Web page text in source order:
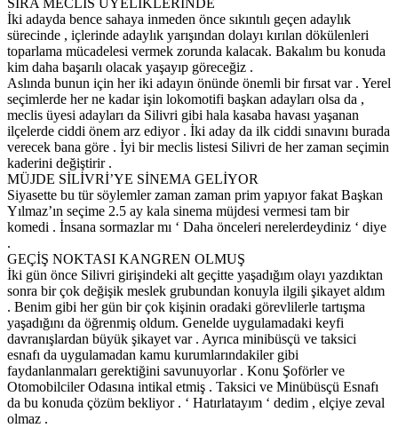
SIRA MECLİS ÜYELİKLERİNDE
İki adayda bence sahaya inmeden önce sıkıntılı geçen adaylık
sürecinde , içlerinde adaylık yarışından dolayı kırılan dökülenleri
toparlama mücadelesi vermek zorunda kalacak. Bakalım bu konuda
kim daha başarılı olacak yaşayıp göreceğiz .
Aslında bunun için her iki adayın önünde önemli bir fırsat var . Yerel
seçimlerde her ne kadar işin lokomotifi başkan adayları olsa da ,
meclis üyesi adayları da Silivri gibi hala kasaba havası yaşanan
ilçelerde ciddi önem arz ediyor . İki aday da ilk ciddi sınavını burada
verecek bana göre . İyi bir meclis listesi Silivri de her zaman seçimin
kaderini değiştirir .
MÜJDE SİLİVRİ’YE SİNEMA GELİYOR
Siyasette bu tür söylemler zaman zaman prim yapıyor fakat Başkan
Yılmaz’ın seçime 2.5 ay kala sinema müjdesi vermesi tam bir
komedi . İnsana sormazlar mı ‘ Daha önceleri nerelerdeydiniz ‘ diye
.
GEÇİŞ NOKTASI KANGREN OLMUŞ
İki gün önce Silivri girişindeki alt geçitte yaşadığım olayı yazdıktan
sonra bir çok değişik meslek grubundan konuyla ilgili şikayet aldım
. Benim gibi her gün bir çok kişinin oradaki görevlilerle tartışma
yaşadığını da öğrenmiş oldum. Genelde uygulamadaki keyfi
davranışlardan büyük şikayet var . Ayrıca minibüsçü ve taksici
esnafı da uygulamadan kamu kurumlarındakiler gibi
faydanlanmaları gerektiğini savunuyorlar . Konu Şoförler ve
Otomobilciler Odasına intikal etmiş . Taksici ve Minübüsçü Esnafı
da bu konuda çözüm bekliyor . ‘ Hatırlatayım ‘ dedim , elçiye zeval
olmaz .